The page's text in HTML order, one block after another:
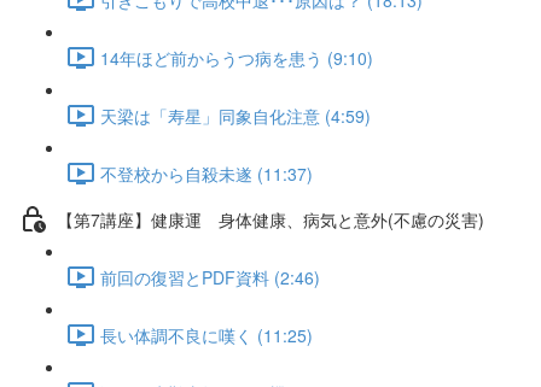
14年ほど前からうつ病を患う (9:10)
天梁は「寿星」同象自化注意 (4:59)
不登校から自殺未遂 (11:37)
【第7講座】健康運 身体健康、病気と意外(不慮の災害)
前回の復習とPDF資料 (2:46)
長い体調不良に嘆く (11:25)